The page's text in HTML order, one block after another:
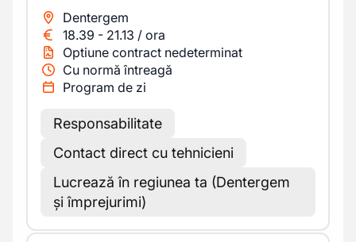
Dentergem
18.39 - 21.13 / ora
Optiune contract nedeterminat
Cu normă întreagă
Program de zi
Responsabilitate
Contact direct cu tehnicieni
Lucrează în regiunea ta (Dentergem
și împrejurimi)